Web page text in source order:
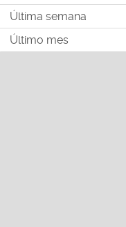
Última semana
Último mes